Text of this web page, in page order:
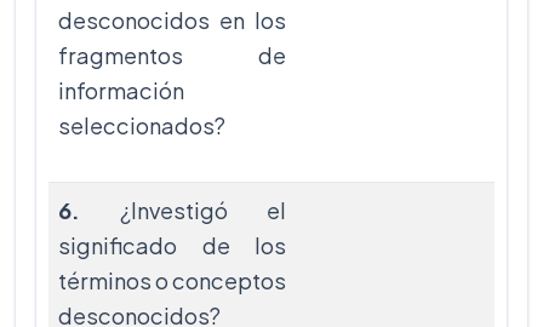
desconocidos en los
fragmentos de
información
seleccionados?
6. ¿Investigó el
significado de los
términos o conceptos
desconocidos?